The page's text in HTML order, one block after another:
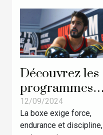
Découvrez les
programmes
sportifs les
plus complets
d’un champion
12/09/2024
La boxe exige force,
endurance et discipline,